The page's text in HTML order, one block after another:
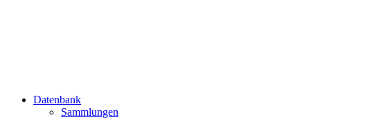
Datenbank
Sammlungen